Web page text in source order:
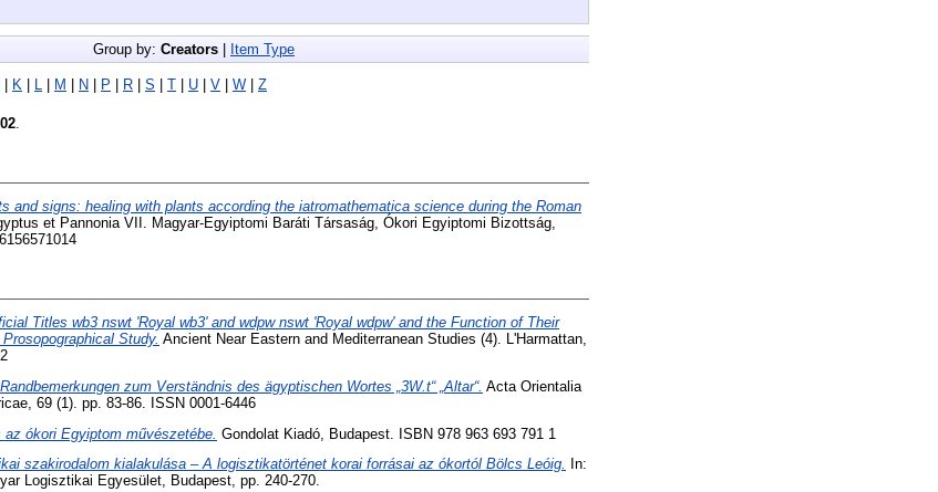
Group by: Creators Item Type
K L M N P R S T U V W Z
.
and signs: healing with plants according the iatromathematica science during the Roman
et Pannonia VII. Magyar-Egyiptomi Baráti Társaság, Ókori Egyiptomi Bizottság,
Titles wb3 nswt 'Royal wb3' and wdpw nswt 'Royal wdpw' and the Function of Their
Study. Ancient Near Eastern and Mediterranean Studies (4). L'Harmattan,
zum Verständnis des ägyptischen Wortes „3W.t“ „Altar“. Acta Orientalia
69 (1). pp. 83-86. ISSN 0001-6446
ókori Egyiptom művészetébe. Gondolat Kiadó, Budapest. ISBN 978 963 693 791 1
szakirodalom kialakulása – A logisztikatörténet korai forrásai az ókortól Bölcs Leóig.
In:
Logisztikai Egyesület, Budapest, pp. 240-270.